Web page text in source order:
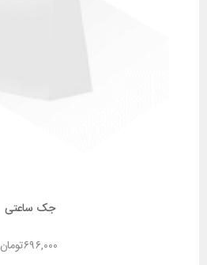
جک ساعتی
۶۹۶,۰۰۰تومان